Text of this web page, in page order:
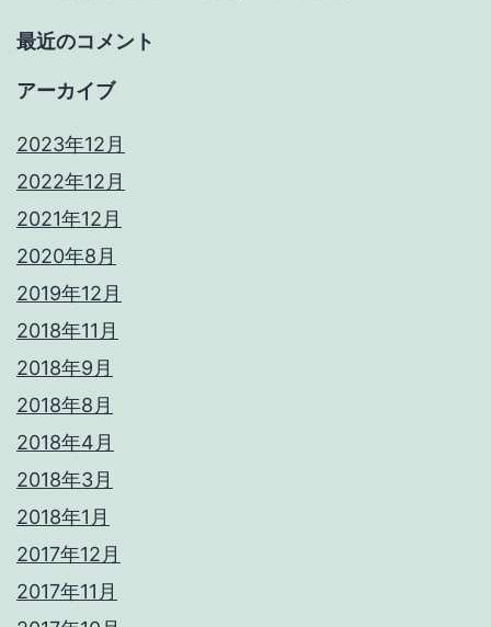
最近のコメント
アーカイブ
2023年12月
2022年12月
2021年12月
2020年8月
2019年12月
2018年11月
2018年9月
2018年8月
2018年4月
2018年3月
2018年1月
2017年12月
2017年11月